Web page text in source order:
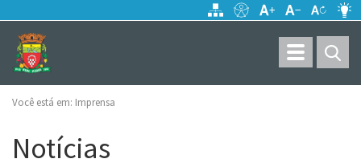
Toggle
navigation
Você está em: Imprensa
Notícias